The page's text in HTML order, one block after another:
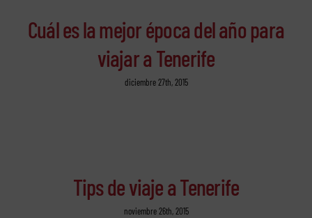
Cuál es la mejor época del año para
viajar a Tenerife
diciembre 27th, 2015
Tips de viaje a Tenerife
noviembre 26th, 2015